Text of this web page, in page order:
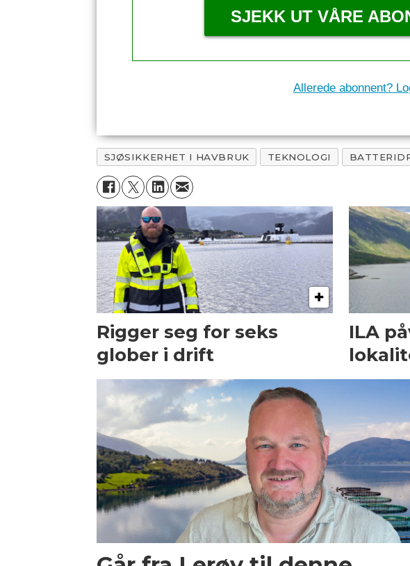
SJEKK UT VÅRE
Allerede abonnent?
SJØSIKKERHET I HAVBRUK TEKNOLOGI
Rigger seg for seks
glober i drift
ILA